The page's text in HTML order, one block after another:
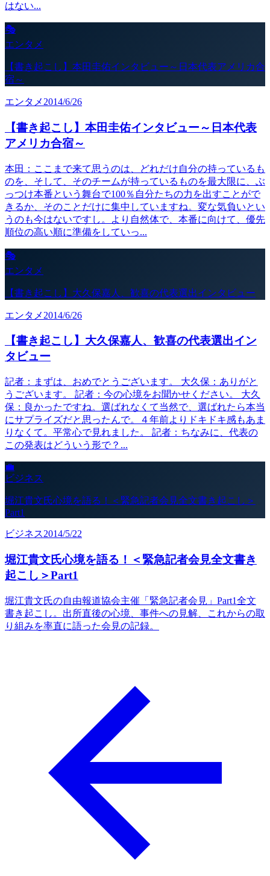
はない...
🎭
エンタメ
【書き起こし】本田圭佑インタビュー～日本代表アメリカ合
宿～
エンタメ 2014/6/26
【書き起こし】本田圭佑インタビュー～日本代表
アメリカ合宿～
本田：ここまで来て思うのは、どれだけ自分の持っているも
のを、そして、そのチームが持っているものを最大限に、ぶ
っつけ本番という舞台で100％自分たちの力を出すことがで
きるか、そのことだけに集中していますね。変な気負いとい
うのも今はないですし。より自然体で、本番に向けて、優先
順位の高い順に準備をしていっ...
🎭
エンタメ
【書き起こし】大久保嘉人、歓喜の代表選出インタビュー
エンタメ 2014/6/26
【書き起こし】大久保嘉人、歓喜の代表選出イン
タビュー
記者：まずは、おめでとうございます。 大久保：ありがと
うございます。 記者：今の心境をお聞かせください。 大久
保：良かったですね。選ばれなくて当然で、選ばれたら本当
にサプライズだと思ったんで。４年前よりドキドキ感もあま
りなくて。平常心で見れました。 記者：ちなみに、代表の
この発表はどういう形で？...
💼
ビジネス
堀江貴文氏心境を語る！＜緊急記者会見全文書き起こし＞
Part1
ビジネス2014/5/22
堀江貴文氏心境を語る！＜緊急記者会見全文書き
起こし＞Part1
堀江貴文氏の自由報道協会主催「緊急記者会見」Part1全文
書き起こし。出所直後の心境、事件への見解、これからの取
り組みを率直に語った会見の記録。